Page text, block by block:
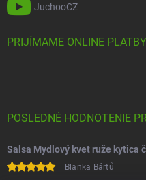
JuchooCZ
PRIJÍMAME ONLINE PLATBY
POSLEDNÉ HODNOTENIE
Salsa Mydlový kvet ruže kytica
Blanka Bártů